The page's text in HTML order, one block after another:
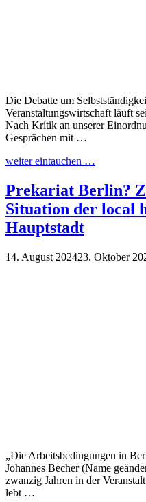
Die Debatte um
Veranstaltungswirtschaft läuft
Nach Kritik an unserer
Gesprächen mit …
weiter eintauchen …
Prekariat Berlin?
Situation der local
Hauptstadt
14. August 202423. Oktober
„Die Arbeitsbedingungen in
Johannes Becher (Name
zwanzig Jahren in der
lebt …